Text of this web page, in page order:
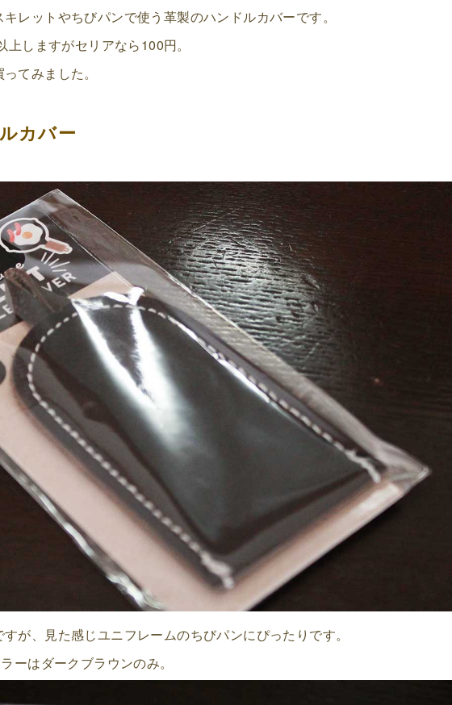
レットやちびパンで使う革製のハンドルカバーです。
しますがセリアなら100円。
てみました。
カバー
が、見た感じユニフレームのちびパンにぴったりです。
ーはダークブラウンのみ。